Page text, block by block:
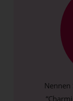
Nennen